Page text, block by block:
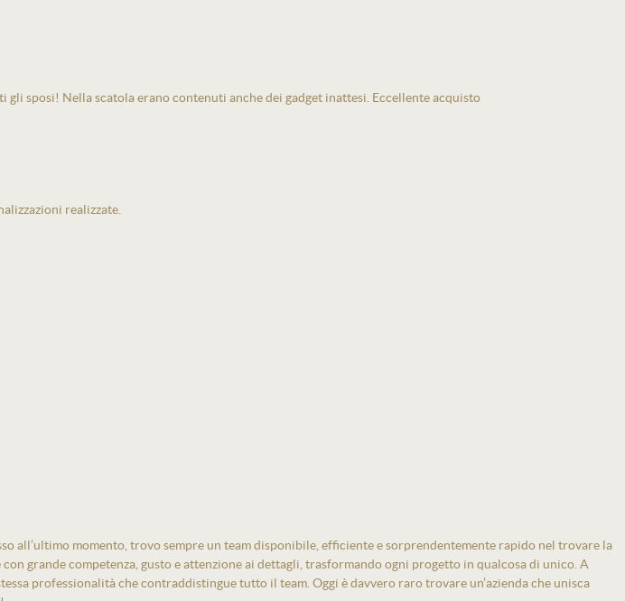
gli sposi! Nella scatola erano contenuti anche dei gadget inattesi. Eccellente acquisto
realizzate.
all’ultimo momento, trovo sempre un team disponibile, efficiente e sorprendentemente rapido nel trovare la
grande competenza, gusto e attenzione ai dettagli, trasformando ogni progetto in qualcosa di unico. A
professionalità che contraddistingue tutto il team. Oggi è davvero raro trovare un’azienda che unisca